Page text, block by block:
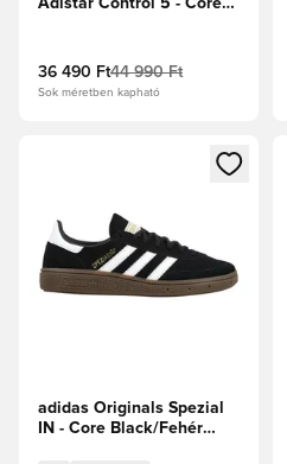
Adistar Control 5 - Core
36 490 Ft44 990 Ft
Sok méretben kapható
Megnyit egy modált a
adidas Originals Spezial
IN - Core Black/Fehér